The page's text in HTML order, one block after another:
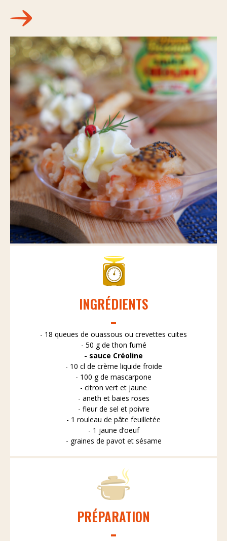
POINTS DE VENTE
INGRÉDIENTS
- 18 queues de ouassous ou crevettes cuites
- 50 g de thon fumé
- sauce Créoline
- 10 cl de crème liquide froide
- 100 g de mascarpone
- citron vert et jaune
- aneth et baies roses
- fleur de sel et poivre
- 1 rouleau de pâte feuilletée
- 1 jaune d’oeuf
- graines de pavot et sésame
PRÉPARATION